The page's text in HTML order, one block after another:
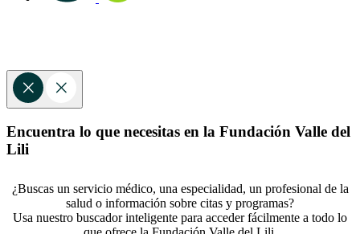
Encuentra lo que necesitas en la Fundación Valle del
Lili
¿Buscas un servicio médico, una especialidad, un profesional de la
salud o información sobre citas y programas?
Usa nuestro buscador inteligente para acceder fácilmente a todo lo